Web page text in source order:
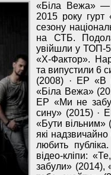
«Біла Вежа» —
2015 року гурт
сезону
на СТБ.
увійшли у ТОП-
«Х-Фактор».
та випустили 6
(2008) · EP «В
«Біла Вежа»
EP «Ми не
сину» (2015) ·
«Бути вільним»
які надзвичайно
любить
відео-кліпи:
забули» (2014),